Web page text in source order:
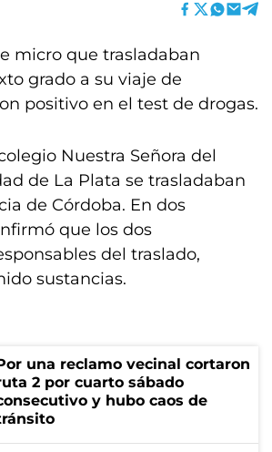
micro que trasladaban
grado a su viaje de
positivo en el test de drogas.
Nuestra Señora del
de La Plata se trasladaban
de Córdoba. En dos
que los dos
del traslado,
sustancias.
una reclamo vecinal cortaron
2 por cuarto sábado
y hubo caos de